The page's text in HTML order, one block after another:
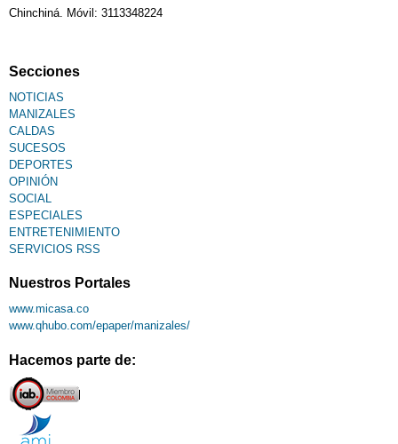
Chinchiná. Móvil: 3113348224
Secciones
NOTICIAS
MANIZALES
CALDAS
SUCESOS
DEPORTES
OPINIÓN
SOCIAL
ESPECIALES
ENTRETENIMIENTO
SERVICIOS RSS
Nuestros Portales
www.micasa.co
www.qhubo.com/epaper/manizales/
Hacemos parte de: